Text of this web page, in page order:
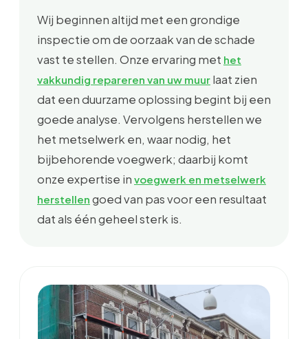
Wij beginnen altijd met een grondige
inspectie om de oorzaak van de schade
vast te stellen. Onze ervaring met het
vakkundig repareren van uw muur laat zien
dat een duurzame oplossing begint bij een
goede analyse. Vervolgens herstellen we
het metselwerk en, waar nodig, het
bijbehorende voegwerk; daarbij komt
onze expertise in voegwerk en metselwerk
herstellen goed van pas voor een resultaat
dat als één geheel sterk is.